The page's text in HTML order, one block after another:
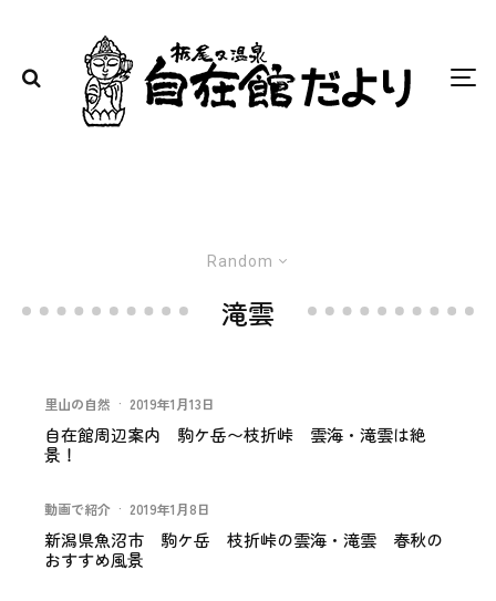
Random
滝雲
里山の自然 · 2019年1月13日
自在館周辺案内 駒ケ岳〜枝折峠 雲海・滝雲は絶
景！
動画で紹介 · 2019年1月8日
新潟県魚沼市 駒ケ岳 枝折峠の雲海・滝雲 春秋の
おすすめ風景